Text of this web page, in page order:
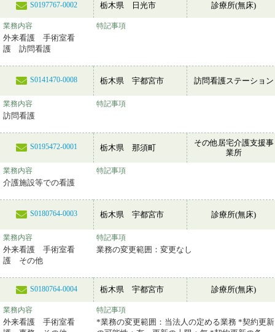
S0197767-0002 栃木県 日光市 診療所(無床)
業務内容
外来看護 手術室看
護 訪問看護
特記事項
S0141470-0008 栃木県 宇都宮市 訪問看護ステーション
業務内容
訪問看護
特記事項
S0195472-0001 栃木県 那須町
その他居宅介護支援事
業所
業務内容
介護施設等での看護
特記事項
S0180764-0003 栃木県 宇都宮市 診療所(無床)
業務内容
外来看護 手術室看
護 その他
特記事項
業務の変更範囲：変更なし
S0180764-0004 栃木県 宇都宮市 診療所(無床)
業務内容
外来看護 手術室看
特記事項
*業務の変更範囲：当法人の定める業務 *契約更新